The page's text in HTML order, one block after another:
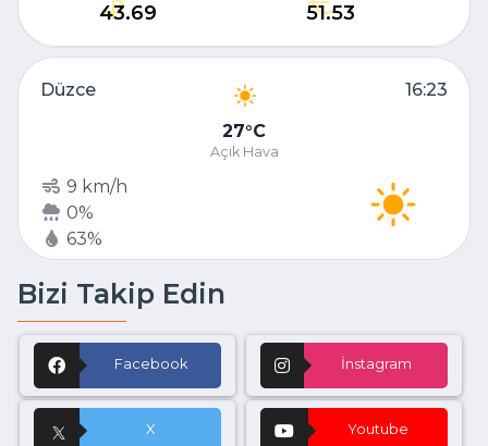
43.69
51.53
Düzce
16:23
27 C
Açık Hava
9 km/h
0%
63%
Bizi Takip Edin
Facebook İnstagram
X Youtube